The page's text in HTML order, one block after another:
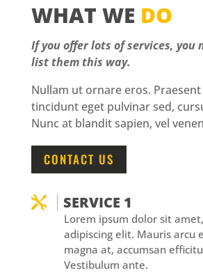
WHAT WE DO
If you offer lots of services, you
list them this way.
Nullam ut ornare eros.
tincidunt eget pulvinar sed,
Nunc at blandit sapien, vel
CONTACT US
 SERVICE 1
Lorem ipsum dolor sit
adipiscing elit. Mauris arcu
magna at, accumsan
Vestibulum ante.